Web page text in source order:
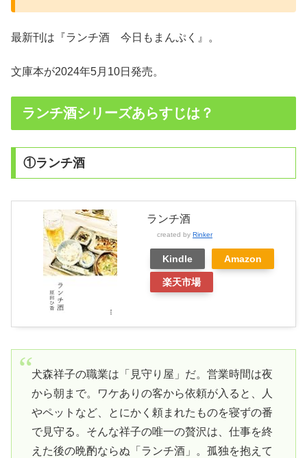
最新刊は『ランチ酒 今日もまんぷく』。
文庫本が2024年5月10日発売。
ランチ酒シリーズあらすじは？
①ランチ酒
ランチ酒
created by Rinker
Kindle Amazon
楽天市場
犬森祥子の職業は「見守り屋」だ。営業時間は夜
から朝まで。ワケありの客から依頼が入ると、人
やペットなど、とにかく頼まれたものを寝ずの番
で見守る。そんな祥子の唯一の贅沢は、仕事を終
えた後の晩酌ならぬ「ランチ酒」。孤独を抱えて